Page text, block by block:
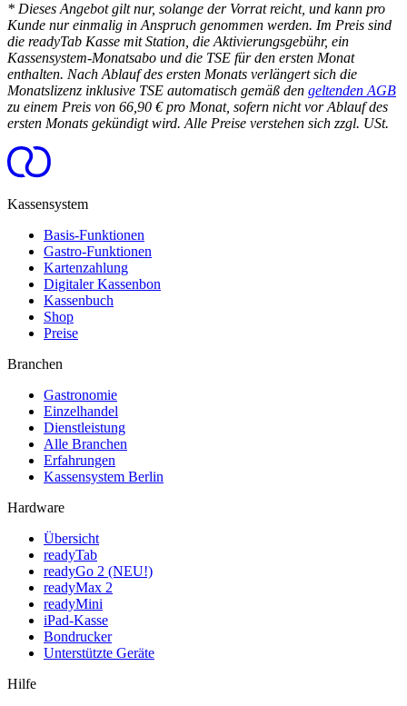
* Dieses Angebot gilt nur, solange der Vorrat reicht, und kann pro
Kunde nur einmalig in Anspruch genommen werden. Im Preis sind
die readyTab Kasse mit Station, die Aktivierungsgebühr, ein
Kassensystem-Monatsabo und die TSE für den ersten Monat
enthalten. Nach Ablauf des ersten Monats verlängert sich die
Monatslizenz inklusive TSE automatisch gemäß den geltenden AGB
zu einem Preis von 66,90 € pro Monat, sofern nicht vor Ablauf des
ersten Monats gekündigt wird. Alle Preise verstehen sich zzgl. USt.
Kassensystem
Basis-Funktionen
Gastro-Funktionen
Kartenzahlung
Digitaler Kassenbon
Kassenbuch
Shop
Preise
Branchen
Gastronomie
Einzelhandel
Dienstleistung
Alle Branchen
Erfahrungen
Kassensystem Berlin
Hardware
Übersicht
readyTab
readyGo 2 (NEU!)
readyMax 2
readyMini
iPad-Kasse
Bondrucker
Unterstützte Geräte
Hilfe